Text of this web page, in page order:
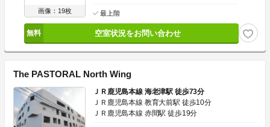
画像：19枚 最上階
空室状況をお問い合わせ
The PASTORAL North Wing
ＪＲ鹿児島本線 海老津駅 徒歩73分
ＪＲ鹿児島本線 教育大前駅 徒歩10分
ＪＲ鹿児島本線 赤間駅 徒歩19分